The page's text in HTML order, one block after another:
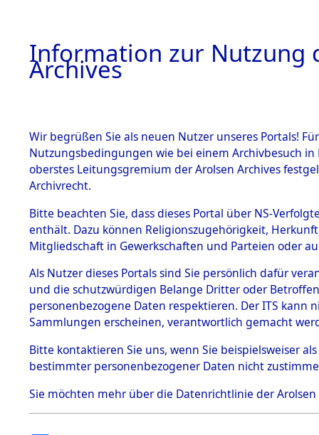
BESTÄNDE
1.
mente
5. Verschiedenes
5.3
Todesmärsche
5.3.1 Alliierte
Erhebungen
zu
Todesmärsch
en
5.3.2
von
Toter aus
Ort ihrer
0001
Information zur Nutzung
Archives
Wir begrüßen Sie als neuen Nutzer unseres Portals!
Nutzungsbedingungen wie bei einem Archivbesuch
oberstes Leitungsgremium der Arolsen Archives
Archivrecht.
Bitte beachten Sie, dass dieses Portal über NS-
enthält. Dazu können Religionszugehörigkeit,
Mitgliedschaft in Gewerkschaften und Parteien oder
Als Nutzer dieses Portals sind Sie persönlich dafür
und die schutzwürdigen Belange Dritter oder
personenbezogene Daten respektieren. Der ITS
Sammlungen erscheinen, verantwortlich gemacht
Bitte kontaktieren Sie uns, wenn Sie beispielsweiser
bestimmter personenbezogener Daten nicht
Sie möchten mehr über die Datenrichtlinie der Arolsen